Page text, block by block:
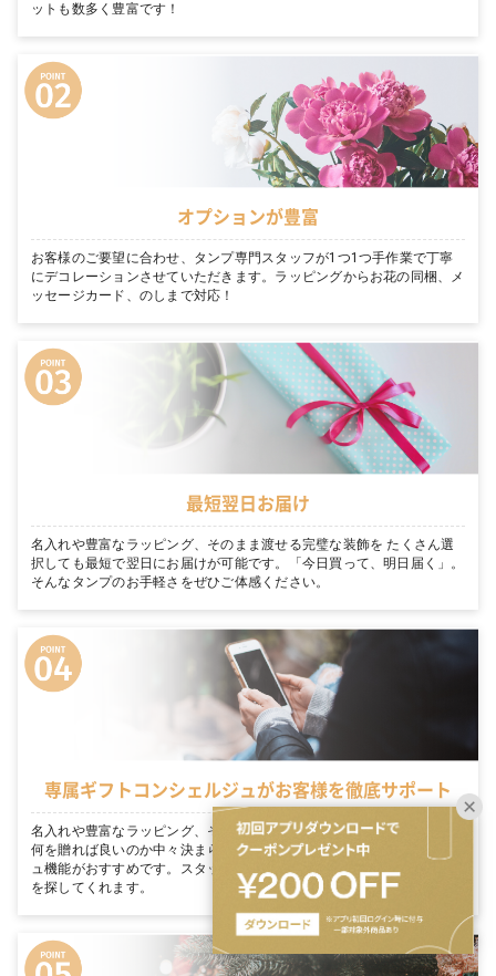
ットも数多く豊富です！
オプションが豊富
お客様のご要望に合わせ、タンプ専門スタッフが1つ1つ手作業で丁寧
にデコレーションさせていただきます。ラッピングからお花の同梱、メ
ッセージカード、のしまで対応！
最短翌日お届け
名入れや豊富なラッピング、そのまま渡せる完璧な装飾を たくさん選
択しても最短で翌日にお届けが可能です。「今日買って、明日届く」。
そんなタンプのお手軽さをぜひご体感ください。
専属ギフトコンシェルジュがお客様を徹底サポート
名入れや豊富なラッピング、そのまま渡せる完璧な装飾を 大切な人に
何を贈れば良いのか中々決まらない… そんな方にはギフトコンシェルジ
ュ機能がおすすめです。スタッフがあなたのシーンにぴったりのギフト
を探してくれます。